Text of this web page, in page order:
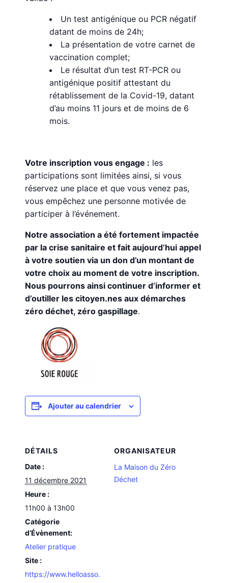
Un test antigénique ou PCR négatif
datant de moins de 24h;
La présentation de votre carnet de
vaccination complet;
Le résultat d’un test RT-PCR ou
antigénique positif attestant du
rétablissement de la Covid-19, datant
d’au moins 11 jours et de moins de 6
mois.
Votre inscription vous engage : les
participations sont limitées ainsi, si vous
réservez une place et que vous venez pas,
vous empêchez une personne motivée de
participer à l’événement.
Notre association a été fortement impactée
par la crise sanitaire et fait aujourd’hui appel
à votre soutien via un don d’un montant de
votre choix au moment de votre inscription.
Nous pourrons ainsi continuer d’informer et
d’outiller les citoyen.nes aux démarches
zéro déchet, zéro gaspillage.
Ajouter au calendrier
DÉTAILS
Date :
11 décembre 2021
Heure :
11h00 à 13h00
Catégorie
d’Évènement:
Atelier pratique
Site :
https://www.helloasso.
ORGANISATEUR
La Maison du Zéro
Déchet